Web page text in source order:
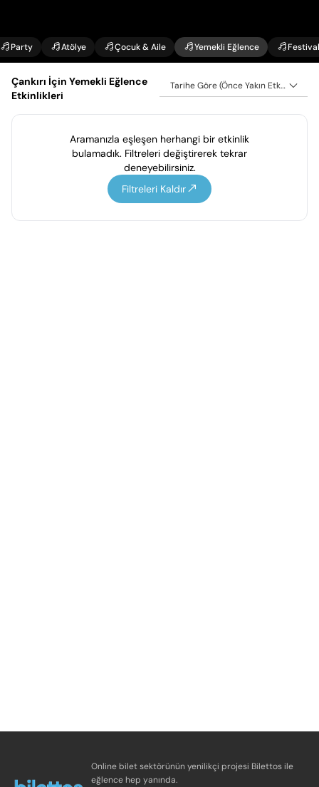
Party Atölye Çocuk & Aile Yemekli Eğlence Festival
Çankırı İçin Yemekli Eğlence
Etkinlikleri
Tarihe Göre (Önce Yakın Etkinlikler)
Aramanızla eşleşen herhangi bir etkinlik
bulamadık. Filtreleri değiştirerek tekrar
deneyebilirsiniz.
Filtreleri Kaldır
Online bilet sektörünün yenilikçi projesi Bilettos ile
eğlence hep yanında.